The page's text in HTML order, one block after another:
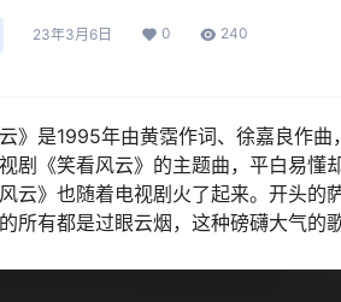
23年3月6日 0 240
云》是1995年由黄霑作词、徐嘉良作
剧《笑看风云》的主题曲，平白易懂
云》也随着电视剧火了起来。开头的
所有都是过眼云烟，这种磅礴大气的